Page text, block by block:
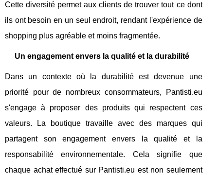
Cette diversité permet aux clients de trouver tout ce dont
ils ont besoin en un seul endroit, rendant l'expérience de
shopping plus agréable et moins fragmentée.
Un engagement envers la qualité et la durabilité
Dans un contexte où la durabilité est devenue une
priorité pour de nombreux consommateurs, Pantisti.eu
s'engage à proposer des produits qui respectent ces
valeurs. La boutique travaille avec des marques qui
partagent son engagement envers la qualité et la
responsabilité environnementale. Cela signifie que
chaque achat effectué sur Pantisti.eu est non seulement